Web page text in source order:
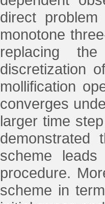
direct
monotone
replacing
discretization
mollification
converges
larger time
demonstrated
scheme
procedure.
scheme in